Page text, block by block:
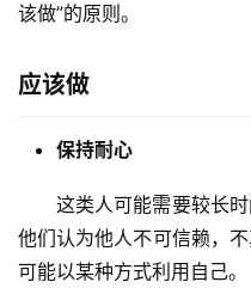
该做”的原则。
应该做
保持耐心
这类人可能需要较长
他们认为他人不可信赖，
可能以某种方式利用自己。